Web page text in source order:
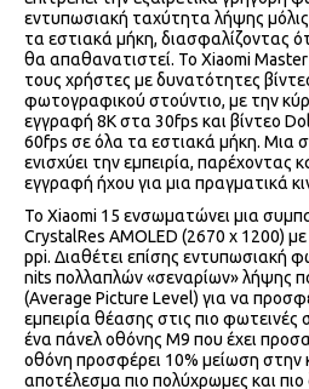
εντυπωσιακή ταχύτητα λήψης
τα εστιακά μήκη, διασφαλίζοντας
θα απαθανατιστεί. Το Xiaomi
τους χρήστες με δυνατότητες
φωτογραφικού στούντιο, με την
εγγραφή 8K στα 30fps και βίντεο
60fps σε όλα τα εστιακά μήκη. Μια
ενισχύει την εμπειρία, παρέχοντας
εγγραφή ήχου για μια πραγματικά
Το Xiaomi 15 ενσωματώνει μια
CrystalRes AMOLED (2670 x 1200)
ppi. Διαθέτει επίσης εντυπωσιακή
nits πολλαπλών «σεναρίων» λήψης
(Average Picture Level) για να
εμπειρία θέασης στις πιο φωτεινές
ένα πάνελ οθόνης M9 που έχει
οθόνη προσφέρει 10% μείωση στην
αποτέλεσμα πιο πολύχρωμες και πιο